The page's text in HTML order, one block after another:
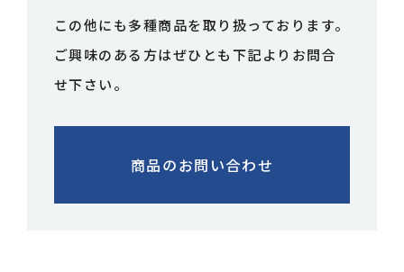
この他にも多種商品を取り扱っております。
ご興味のある方はぜひとも下記よりお問合
せ下さい。
商品のお問い合わせ